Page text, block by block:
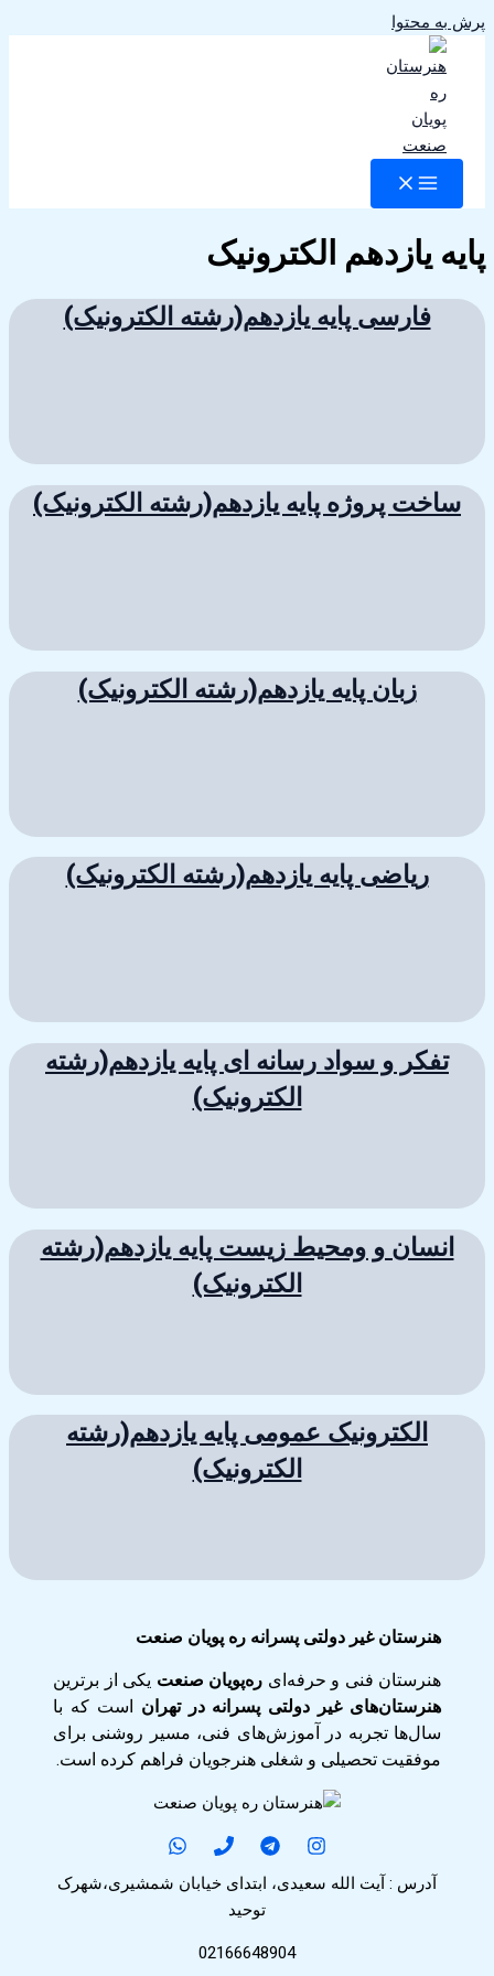
پرش به محتوا
پایه یازدهم الکترونیک
فارسی پایه یازدهم(رشته الکترونیک)
ساخت پروژه پایه یازدهم(رشته الکترونیک)
زبان پایه یازدهم(رشته الکترونیک)
ریاضی پایه یازدهم(رشته الکترونیک)
تفکر و سواد رسانه ای پایه یازدهم(رشته
الکترونیک)
انسان و ومحیط زیست پایه یازدهم(رشته
الکترونیک)
الکترونیک عمومی پایه یازدهم(رشته
الکترونیک)
هنرستان غیر دولتی پسرانه ره پویان صنعت
هنرستان فنی و حرفه‌ای ره‌پویان صنعت یکی از برترین
هنرستان‌های غیر دولتی پسرانه در تهران است که با
سال‌ها تجربه در آموزش‌های فنی، مسیر روشنی برای
موفقیت تحصیلی و شغلی هنرجویان فراهم کرده است.
آدرس : آیت الله سعیدی، ابتدای خیابان شمشیری،شهرک
توحید
02166648904